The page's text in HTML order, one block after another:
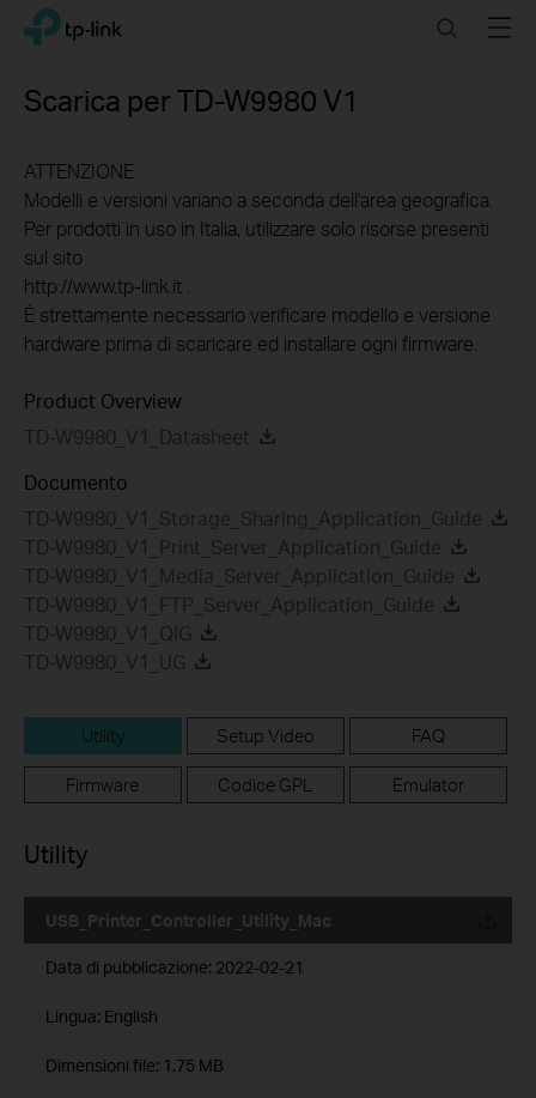
Click
navigation
TP-Link, Reliably Smart SearchMenu
Scarica perTD-W9980 V1
ATTENZIONE
Modelli e versioni variano a seconda dell'area geografica.
Per prodotti in uso in Italia, utilizzare solo risorse presenti
sul sito
http://www.tp-link.it .
È strettamente necessario verificare modello e versione
hardware prima di scaricare ed installare ogni firmware.
Product Overview
TD-W9980_V1_Datasheet
Documento
TD-W9980_V1_Storage_Sharing_Application_Guide
TD-W9980_V1_Print_Server_Application_Guide
TD-W9980_V1_Media_Server_Application_Guide
TD-W9980_V1_FTP_Server_Application_Guide
TD-W9980_V1_QIG
TD-W9980_V1_UG
Utility Setup Video FAQ
Firmware Codice GPL Emulator
Utility
USB_Printer_Controller_Utility_Mac
Data di pubblicazione: 2022-02-21
Lingua: English
Dimensioni file: 1.75 MB